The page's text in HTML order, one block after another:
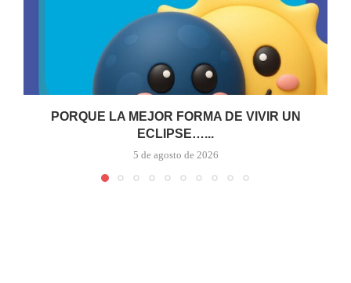
PORQUE LA MEJOR FORMA DE VIVIR UN
ECLIPSE…...
5 de agosto de 2026